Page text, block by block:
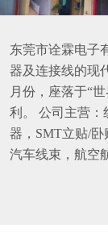
东莞市诠霖电子
器及连接线的现
月份，座落于“
利。 公司主营：
器，SMT立贴/卧
汽车线束，航空